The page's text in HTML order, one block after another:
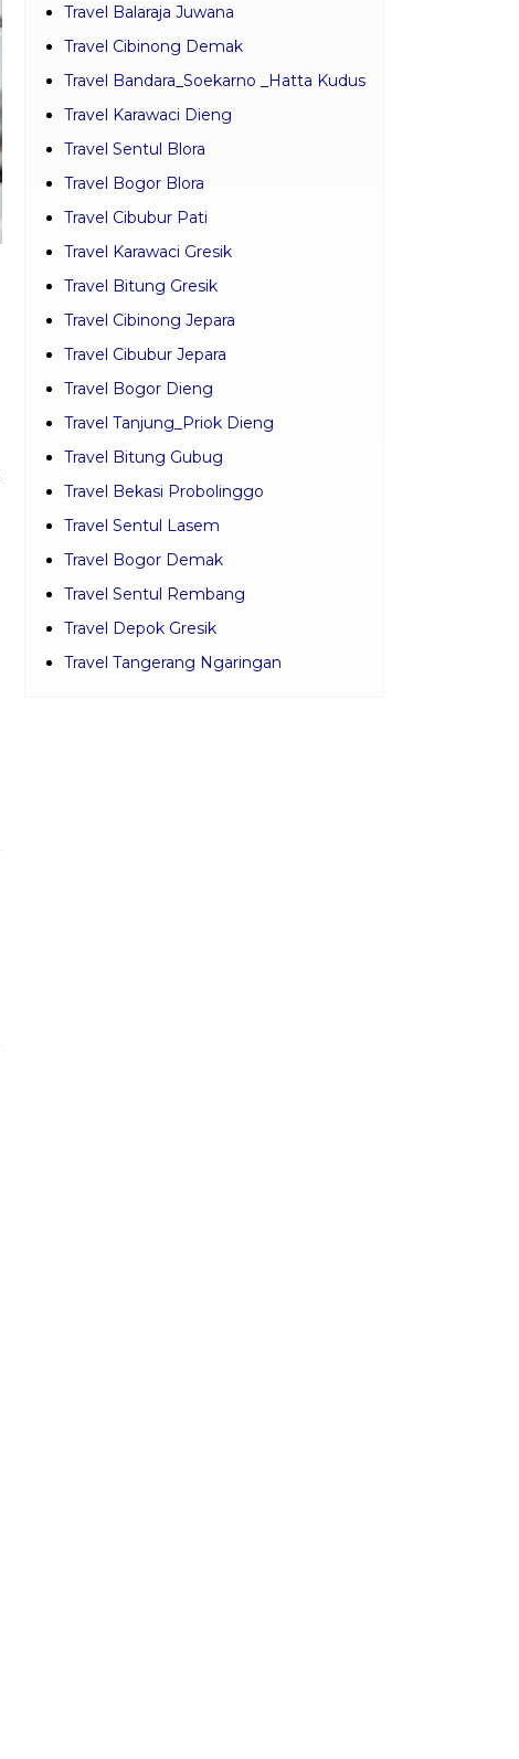
Travel Balaraja Juwana
Travel Cibinong Demak
Travel Bandara_Soekarno _Hatta Kudus
Travel Karawaci Dieng
Travel Sentul Blora
Travel Bogor Blora
Travel Cibubur Pati
Travel Karawaci Gresik
Travel Bitung Gresik
Travel Cibinong Jepara
Travel Cibubur Jepara
Travel Bogor Dieng
Travel Tanjung_Priok Dieng
Travel Bitung Gubug
Travel Bekasi Probolinggo
Travel Sentul Lasem
Travel Bogor Demak
Travel Sentul Rembang
Travel Depok Gresik
Travel Tangerang Ngaringan